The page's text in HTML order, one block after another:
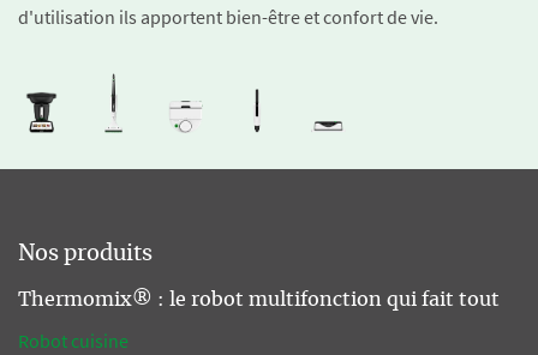
d'utilisation ils apportent bien-être et confort de vie.
Nos produits
Thermomix® : le robot multifonction qui fait tout
Robot cuisine